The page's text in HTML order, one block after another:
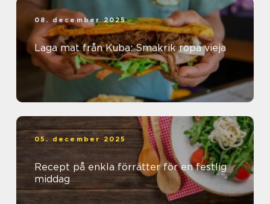
08. december 2025
Laga mat från Kuba: Smakrik ropa vieja
05. december 2025
Recept på enkla förrätter för en festlig
middag